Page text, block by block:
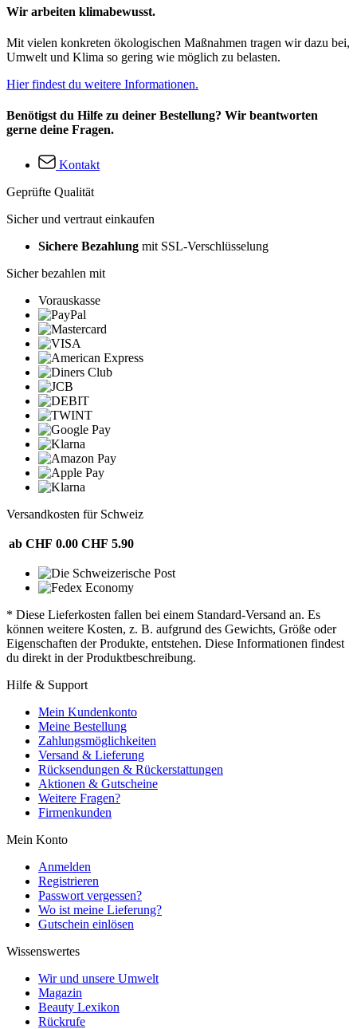
Wir arbeiten klimabewusst.
Mit vielen konkreten ökologischen Maßnahmen tragen wir dazu bei,
Umwelt und Klima so gering wie möglich zu belasten.
Hier findest du weitere Informationen.
Benötigst du Hilfe zu deiner Bestellung? Wir beantworten
gerne deine Fragen.
Kontakt
Geprüfte Qualität
Sicher und vertraut einkaufen
Sichere Bezahlung mit SSL-Verschlüsselung
Sicher bezahlen mit
Vorauskasse
Versandkosten für Schweiz
ab CHF 0.00 CHF 5.90
* Diese Lieferkosten fallen bei einem Standard-Versand an. Es
können weitere Kosten, z. B. aufgrund des Gewichts, Größe oder
Eigenschaften der Produkte, entstehen. Diese Informationen findest
du direkt in der Produktbeschreibung.
Hilfe & Support
Mein Kundenkonto
Meine Bestellung
Zahlungsmöglichkeiten
Versand & Lieferung
Rücksendungen & Rückerstattungen
Aktionen & Gutscheine
Weitere Fragen?
Firmenkunden
Mein Konto
Anmelden
Registrieren
Passwort vergessen?
Wo ist meine Lieferung?
Gutschein einlösen
Wissenswertes
Wir und unsere Umwelt
Magazin
Beauty Lexikon
Rückrufe